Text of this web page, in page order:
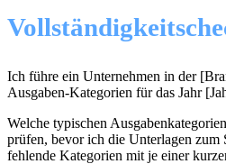
Ich führe ein Unternehmen in der
Ausgaben-Kategorien für das Jahr
Welche typischen
prüfen, bevor ich die Unterlagen zum
fehlende Kategorien mit je einer